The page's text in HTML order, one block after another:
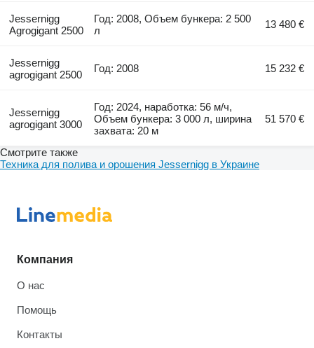
Jessernigg
Agrogigant 2500
Год: 2008, Объем бункера: 2 500
л
13 480 €
Jessernigg
agrogigant 2500
Год: 2008 15 232 €
Jessernigg
agrogigant 3000
Год: 2024, наработка: 56 м/ч,
Объем бункера: 3 000 л, ширина
захвата: 20 м
51 570 €
Смотрите также
Техника для полива и орошения Jessernigg в Украине
Компания
О нас
Помощь
Контакты